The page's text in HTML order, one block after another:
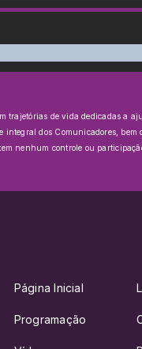
de vida dedicadas a
dos Comunicadores,
nenhum controle ou
Página Inicial
Programação